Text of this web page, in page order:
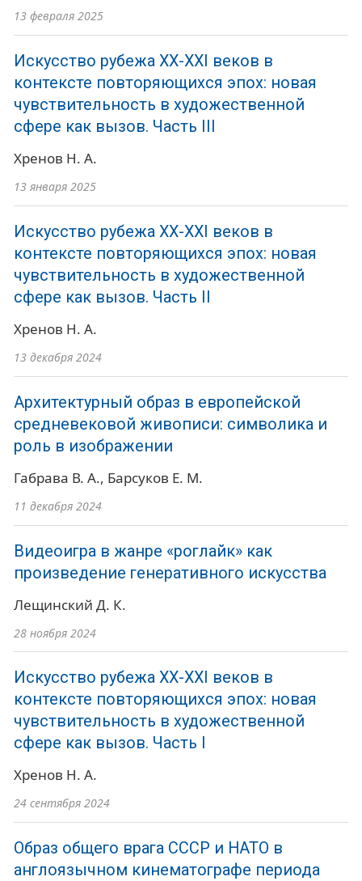
13 февраля 2025
Искусство рубежа ХХ-ХХI веков в
контексте повторяющихся эпох: новая
чувствительность в художественной
сфере как вызов. Часть III
Хренов Н. А.
13 января 2025
Искусство рубежа ХХ-ХХI веков в
контексте повторяющихся эпох: новая
чувствительность в художественной
сфере как вызов. Часть II
Хренов Н. А.
13 декабря 2024
Архитектурный образ в европейской
средневековой живописи: символика и
роль в изображении
Габрава В. А. Барсуков Е. М.
11 декабря 2024
Видеоигра в жанре «роглайк» как
произведение генеративного искусства
Лещинский Д. К.
28 ноября 2024
Искусство рубежа ХХ-ХХI веков в
контексте повторяющихся эпох: новая
чувствительность в художественной
сфере как вызов. Часть I
Хренов Н. А.
24 сентября 2024
Образ общего врага СССР и НАТО в
англоязычном кинематографе периода